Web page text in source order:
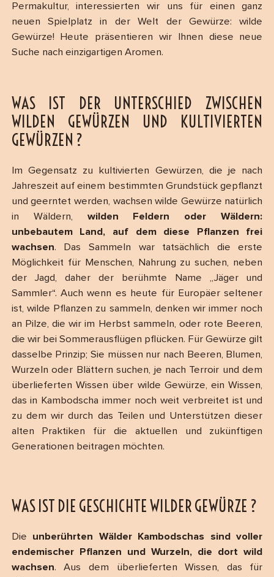
Permakultur, interessierten wir uns für einen ganz
neuen Spielplatz in der Welt der Gewürze: wilde
Gewürze! Heute präsentieren wir Ihnen diese neue
Suche nach einzigartigen Aromen.
WAS IST DER UNTERSCHIED ZWISCHEN
WILDEN GEWÜRZEN UND KULTIVIERTEN
GEWÜRZEN ?
Im Gegensatz zu kultivierten Gewürzen, die je nach
Jahreszeit auf einem bestimmten Grundstück gepflanzt
und geerntet werden, wachsen wilde Gewürze natürlich
in Wäldern, wilden Feldern oder Wäldern:
unbebautem Land, auf dem diese Pflanzen frei
wachsen. Das Sammeln war tatsächlich die erste
Möglichkeit für Menschen, Nahrung zu suchen, neben
der Jagd, daher der berühmte Name „Jäger und
Sammler“. Auch wenn es heute für Europäer seltener
ist, wilde Pflanzen zu sammeln, denken wir immer noch
an Pilze, die wir im Herbst sammeln, oder rote Beeren,
die wir bei Sommerausflügen pflücken. Für Gewürze gilt
dasselbe Prinzip; Sie müssen nur nach Beeren, Blumen,
Wurzeln oder Blättern suchen, je nach Terroir und dem
überlieferten Wissen über wilde Gewürze, ein Wissen,
das in Kambodscha immer noch weit verbreitet ist und
zu dem wir durch das Teilen und Unterstützen dieser
alten Praktiken für die aktuellen und zukünftigen
Generationen beitragen möchten.
WAS IST DIE GESCHICHTE WILDER GEWÜRZE ?
Die unberührten Wälder Kambodschas sind voller
endemischer Pflanzen und Wurzeln, die dort wild
wachsen. Aus dem überlieferten Wissen, das für